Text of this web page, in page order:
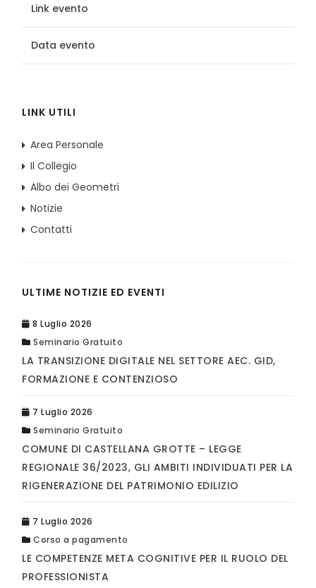
Link evento
Data evento
LINK UTILI
Area Personale
Il Collegio
Albo dei Geometri
Notizie
Contatti
ULTIME NOTIZIE ED EVENTI
8 Luglio 2026
Seminario Gratuito
LA TRANSIZIONE DIGITALE NEL SETTORE AEC. GID,
FORMAZIONE E CONTENZIOSO
7 Luglio 2026
Seminario Gratuito
COMUNE DI CASTELLANA GROTTE – LEGGE
REGIONALE 36/2023, GLI AMBITI INDIVIDUATI PER LA
RIGENERAZIONE DEL PATRIMONIO EDILIZIO
7 Luglio 2026
Corso a pagamento
LE COMPETENZE META COGNITIVE PER IL RUOLO DEL
PROFESSIONISTA